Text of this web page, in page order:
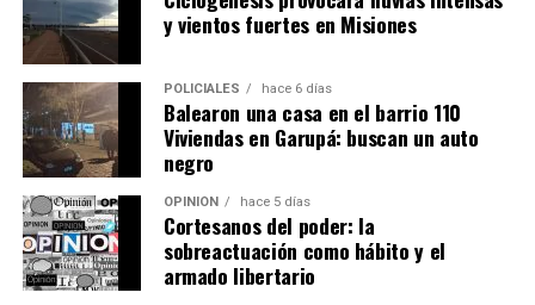
veíamos mucho tiempo afuera en pleno verano,
descalza, solo con pañal y muerta de calor en el patio.
Estaban todas las puertas cerradas y Belén afuera
La testigo contó que, en ese contexto, comenzaron a
hablar con otros vecinos sobre la situación y una de ellas
decidió pedir ayuda para Belén. Esa vecina que llamó a la
línea 102 fue
Lourdes Balmaceda,
declaró ante el Tribunal Penal Uno, presidido por el
magistrado
Gustavo Berniee integrado porViviana
CuklayMiguel Mattos (subrogante).
y vientos fuertes en Misiones
POLICIALES hace 6 días
Balearon una casa en el barrio 110
Viviendas en Garupá: buscan un auto
negro
OPINIÓN hace 5 días
Cortesanos del poder: la
sobreactuación como hábito y el
armado libertario